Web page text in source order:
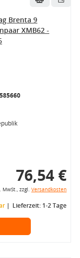
Brenta 9
XMB62 -
76,54 €
zzgl. Versandkosten
Lieferzeit: 1-2 Tage